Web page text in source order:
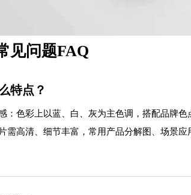
见问题FAQ
特点？
：色彩上以蓝、白、灰为主色调，搭配品牌
需高清、细节丰富，常用产品分解图、场景